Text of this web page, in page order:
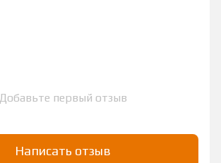
Добавьте первый отзыв
Написать отзыв